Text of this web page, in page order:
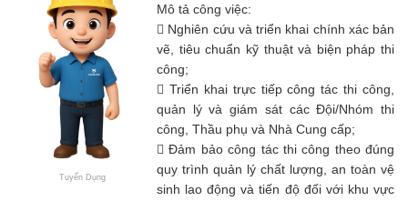
Tuyển Dụng
Mô tả công việc:
 Nghiên cứu và triển khai chính xác bản
vẽ, tiêu chuẩn kỹ thuật và biện pháp thi
công;
 Triển khai trực tiếp công tác thi công,
quản lý và giám sát các Đội/Nhóm thi
công, Thầu phụ và Nhà Cung cấp;
 Đảm bảo công tác thi công theo đúng
quy trình quản lý chất lượng, an toàn vệ
sinh lao động và tiến độ đối với khu vực